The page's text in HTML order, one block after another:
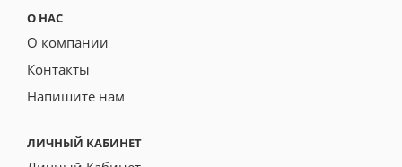
О НАС
О компании
Контакты
Напишите нам
ЛИЧНЫЙ КАБИНЕТ